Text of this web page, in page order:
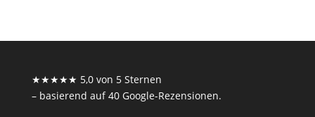
★★★★★ 5,0 von 5 Sternen
– basierend auf 40 Google-Rezensionen.